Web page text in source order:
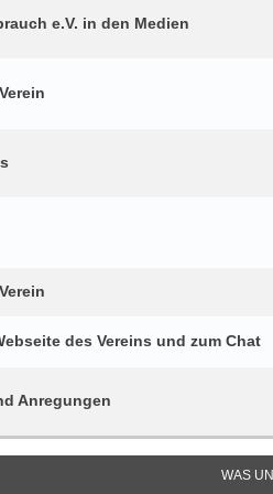
e.V. in den Medien
des Vereins und zum Chat
Anregungen
WAS